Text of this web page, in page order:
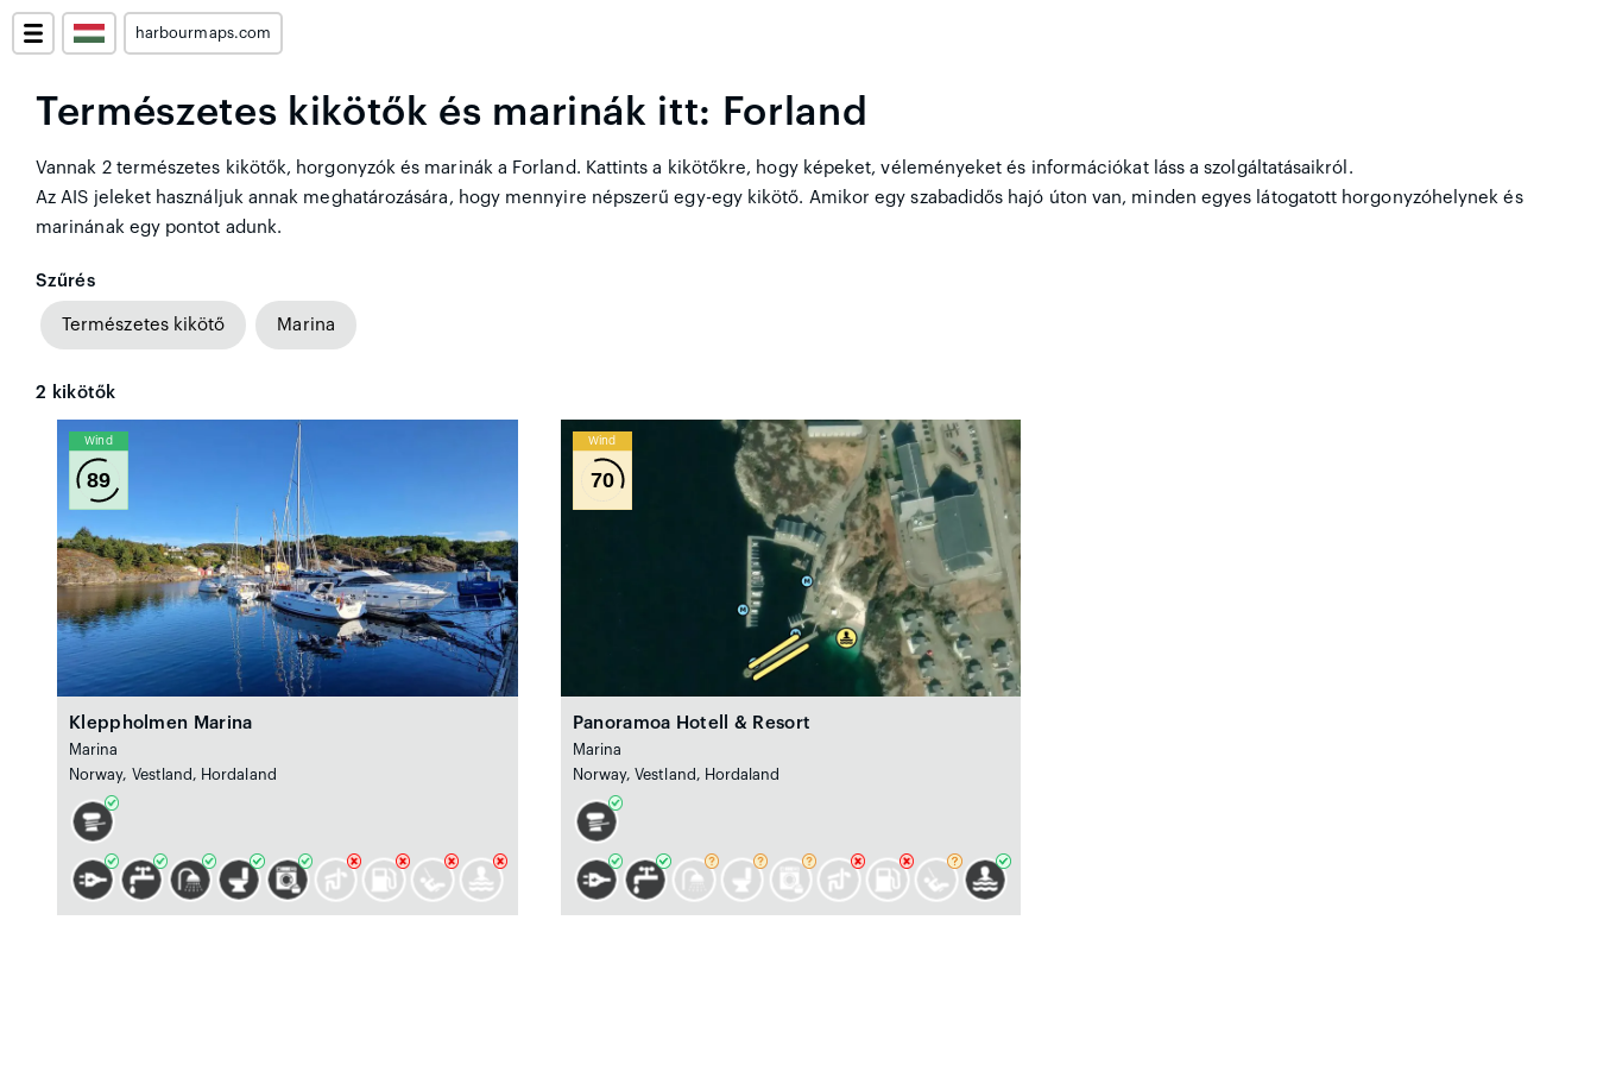
harbourmaps.com
Természetes kikötők és marinák itt: Forland
Vannak 2 természetes kikötők, horgonyzók és marinák a Forland. Kattints a kikötőkre, hogy képeket, véleményeket és információkat láss a szolgáltatásaikról.
Az AIS jeleket használjuk annak meghatározására, hogy mennyire népszerű egy-egy kikötő. Amikor egy szabadidős hajó úton van, minden egyes látogatott horgonyzóhelynek és
marinának egy pontot adunk.
Szűrés
Természetes kikötő Marina
2 kikötők
Wind
89
Kleppholmen Marina
Marina
Norway, Vestland, Hordaland
Wind
70
Panoramoa Hotell & Resort
Marina
Norway, Vestland, Hordaland